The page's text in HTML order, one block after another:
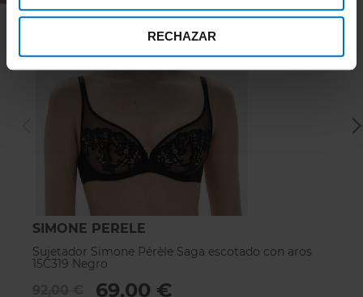
RECHAZAR
SIMONE PERELE
Sujetador Simone Pérèle Saga escotado con aros
15C319 Negro
69,00 €